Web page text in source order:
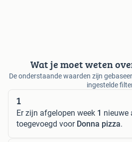
Wat je moet weten
De onderstaande waarden zijn
ingestelde
1
Er zijn afgelopen week 1 nieuwe
toegevoegd voor Donna pizza.